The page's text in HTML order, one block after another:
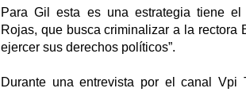
Para Gil esta es una estrategia tiene
Rojas, que busca criminalizar a la rectora
ejercer sus derechos políticos”.
Durante una entrevista por el canal Vpi